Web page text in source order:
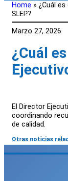
Home » ¿Cuál
SLEP?
Marzo 27, 2026
¿Cuál
El Director
coordinando
de calidad.
Otras noticias